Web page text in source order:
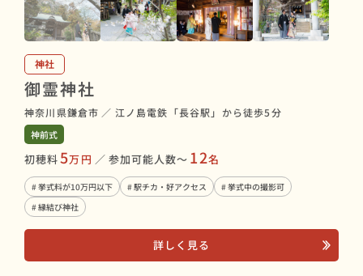
神社
御霊神社
神奈川県鎌倉市 ／ 江ノ島電鉄「長谷駅」から徒歩5分
神前式
初穂料5万円 ／ 参加可能人数〜 12名
# 挙式料が10万円以下 # 駅チカ・好アクセス
# 挙式中の撮影可
# 縁結び神社
詳しく見る